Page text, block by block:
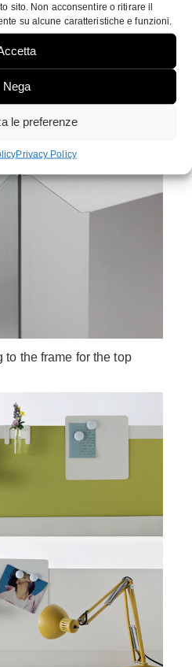
sito. Non acconsentire o ritirare il
su alcune caratteristiche e funzioni.
Nega
le preferenze
Privacy Policy
the frame for the top